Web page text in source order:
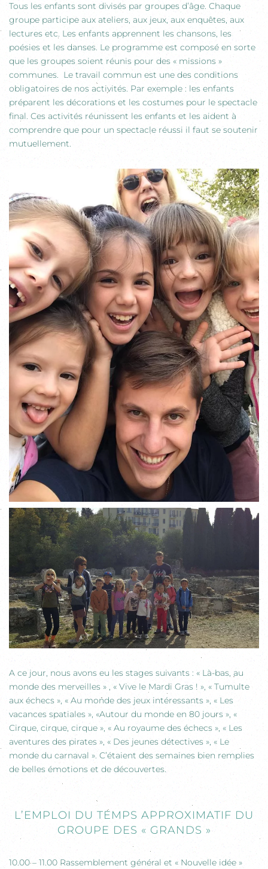
Tous les enfants sont divisés par groupes d’âge. Chaque
groupe participe aux ateliers, aux jeux, aux enquêtes, aux
lectures etc. Les enfants apprennent les chansons, les
poésies et les danses. Le programme est composé en sorte
que les groupes soient réunis pour des « missions »
communes. Le travail commun est une des conditions
obligatoires de nos activités. Par exemple : les enfants
préparent les décorations et les costumes pour le spectacle
final. Ces activités réunissent les enfants et les aident à
comprendre que pour un spectacle réussi il faut se soutenir
mutuellement.
A ce jour, nous avons eu les stages suivants : « Là-bas, au
monde des merveilles » , « Vive le Mardi Gras ! », « Tumulte
aux échecs », « Au monde des jeux intéressants », « Les
vacances spatiales », «Autour du monde en 80 jours », «
Cirque, cirque, cirque », « Au royaume des échecs », « Les
aventures des pirates », « Des jeunes détectives », « Le
monde du carnaval ». C’étaient des semaines bien remplies
de belles émotions et de découvertes.
L’EMPLOI DU TEMPS APPROXIMATIF DU
GROUPE DES « GRANDS »
10.00 – 11.00 Rassemblement général et « Nouvelle idée »